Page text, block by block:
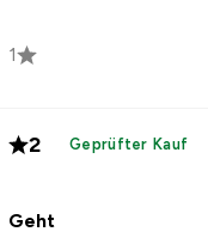
1
2 Geprüfter Kauf
Geht